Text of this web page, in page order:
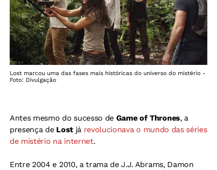
Lost marcou uma das fases mais históricas do universo do mistério -
Foto: Divulgação
Antes mesmo do sucesso de Game of Thrones, a
presença de Lostjá revolucionava o mundo das séries
de mistério na internet.
Entre 2004 e 2010, a trama de J.J. Abrams, Damon